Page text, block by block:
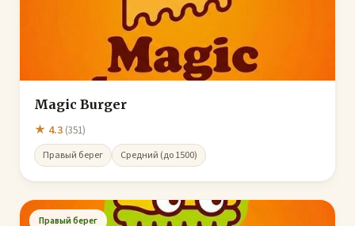
Magic Burger
★ 4.3 (351)
Правый берег Средний (до 1500)
Правый берег